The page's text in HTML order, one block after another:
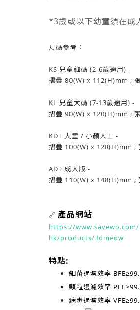
*3歲或以下幼童須在成
尺碼參考：
KS 兒童細碼 (2-6歲適用) -
摺疊 80(W) x 112(H)mm ;
KL 兒童大碼 (7-13歲適用) -
摺疊 90(W) x 120(H)mm ;
KDT 大童 / 小顏人士 -
摺疊 100(W) x 128(H)mm ;
ADT 成人版 -
摺疊 110(W) x 148(H)mm ;
🔗 產品網站
https://
hk/products/3dmeow
特點:
細菌過濾效率
顆粒過濾效率
病毒過濾效率